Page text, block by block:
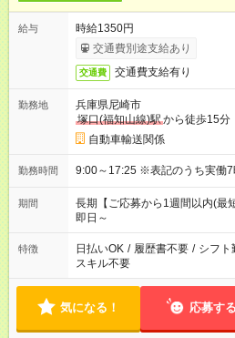
給与
時給1350円
交通費別途支給あり
交通費 交通費支給有り
勤務地
兵庫県尼崎市
塚口(福知山線)駅から徒歩15分
自動車輸送関係
勤務時間 9:00～17:25 ※表記のうち
期間
長期【ご応募から1週間以内(最
即日～
特徴 日払いOK / 履歴書不要 / シフト
スキル不要
気になる！ 応募する